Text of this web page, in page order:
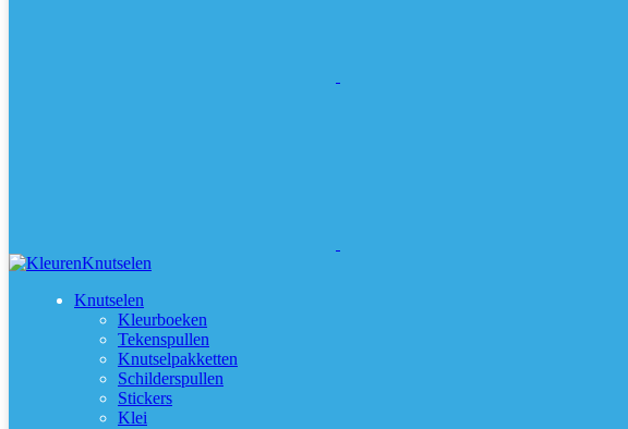
Knutselen
Kleurboeken
Tekenspullen
Knutselpakketten
Schilderspullen
Stickers
Klei